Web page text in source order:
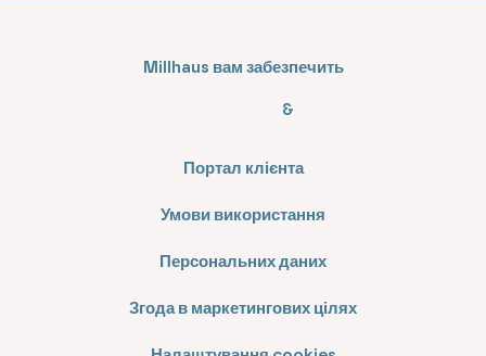
Millhaus вам забезпечить
&
Портал клієнта
Умови використання
Персональних даних
Згода в маркетингових цілях